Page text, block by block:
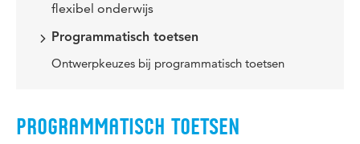
flexibel onderwijs
Programmatisch toetsen
Ontwerpkeuzes bij programmatisch toetsen
PROGRAMMATISCH TOETSEN